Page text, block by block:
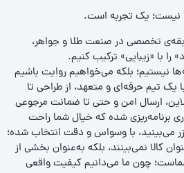
نیست؛ یک تجربه‌ است.
با ۱۴ سال سابقه‌ی تخصصی در صنعت طلا و جواهر،
را با «زیبایی» ترکیب کنیم.
نیستیم؛ بلکه می‌خواهیم روایت باشیم
یک تیم حرفه‌ای و متعهد، از طراحی تا
ارسال امن و حتی تا ضمانت مرجوعی
برنامه‌ریزی شده که خیال شما راحت
می‌بینید، با وسواس و دقت انتخاب شده؛
کالا نمی‌بینند، بلکه به‌عنوان بخشی از
چون ما می‌دانیم کیفیت واقعی